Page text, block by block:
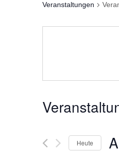
Veranstaltungen
Heute